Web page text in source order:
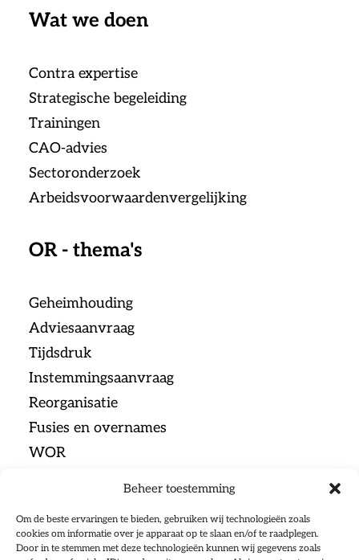
Beheer toestemming
Om de beste ervaringen te bieden, gebruiken wij technologieën zoals
cookies om informatie over je apparaat op te slaan en/of te raadplegen.
Door in te stemmen met deze technologieën kunnen wij gegevens zoals
Wat we doen
Contra expertise
Strategische begeleiding
Trainingen
CAO-advies
Sectoronderzoek
Arbeidsvoorwaardenvergelijking
OR - thema's
Geheimhouding
Adviesaanvraag
Tijdsdruk
Instemmingsaanvraag
Reorganisatie
Fusies en overnames
WOR